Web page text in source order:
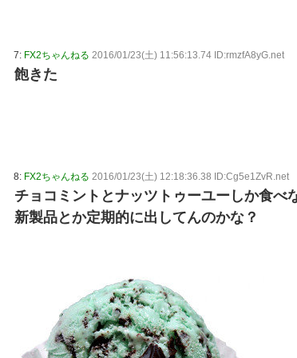
7: FX2ちゃんねる 2016/01/23(土) 11:56:13.74 ID:rmzfA8yG.net
飽きた
8: FX2ちゃんねる 2016/01/23(土) 12:18:36.38 ID:Cg5e1ZvR.net
チョコミントとナッツトゥーユーしか食べ
新製品とか定期的に出してんのかな？